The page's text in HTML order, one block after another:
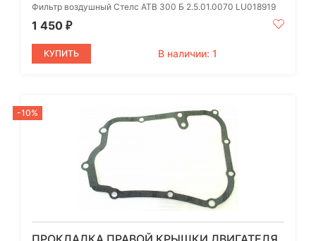
Фильтр воздушный Стелс АТВ 300 Б 2.5.01.0070 LU018919
1 450 ₽
КУПИТЬ В наличии: 1
-10%